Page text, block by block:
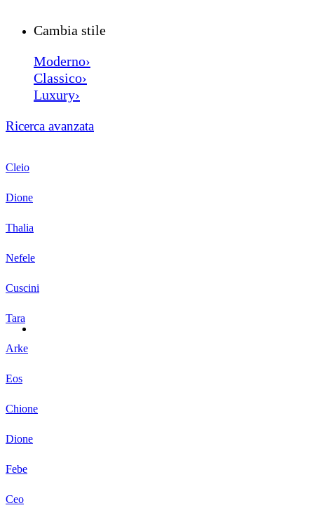
Cambia stile
Moderno›
Classico›
Luxury›
Ricerca avanzata
Cleio
Dione
Thalia
Nefele
Cuscini
Tara
Arke
Eos
Chione
Dione
Febe
Ceo